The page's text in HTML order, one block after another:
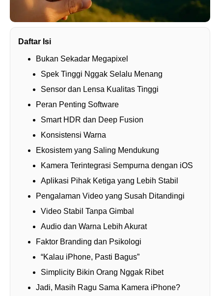
Daftar Isi
Bukan Sekadar Megapixel
Spek Tinggi Nggak Selalu Menang
Sensor dan Lensa Kualitas Tinggi
Peran Penting Software
Smart HDR dan Deep Fusion
Konsistensi Warna
Ekosistem yang Saling Mendukung
Kamera Terintegrasi Sempurna dengan iOS
Aplikasi Pihak Ketiga yang Lebih Stabil
Pengalaman Video yang Susah Ditandingi
Video Stabil Tanpa Gimbal
Audio dan Warna Lebih Akurat
Faktor Branding dan Psikologi
“Kalau iPhone, Pasti Bagus”
Simplicity Bikin Orang Nggak Ribet
Jadi, Masih Ragu Sama Kamera iPhone?